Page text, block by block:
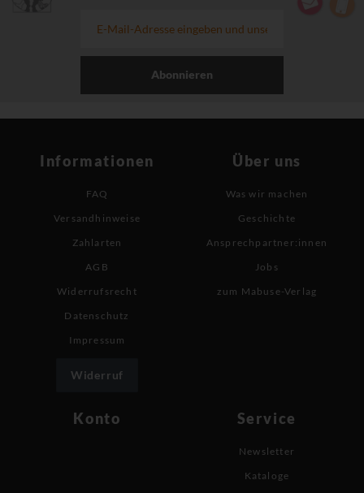
Abonnieren
Informationen
FAQ
Versandhinweise
Zahlarten
AGB
Widerrufsrecht
Datenschutz
Impressum
Widerruf
Über uns
Was wir machen
Geschichte
Ansprechpartner:innen
Jobs
zum Mabuse-Verlag
Konto Service
Newsletter
Kataloge